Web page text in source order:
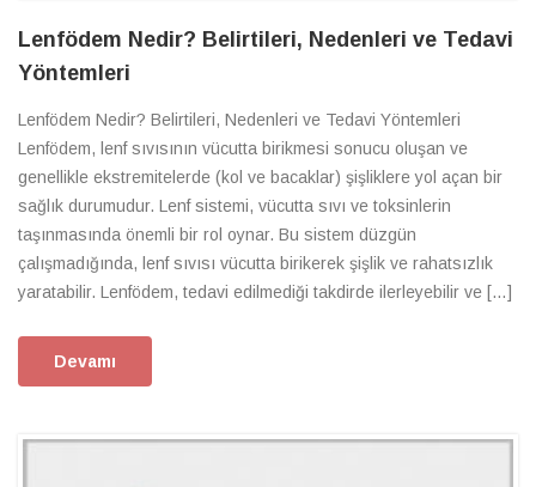
Lenfödem Nedir? Belirtileri, Nedenleri ve Tedavi
Yöntemleri
Lenfödem Nedir? Belirtileri, Nedenleri ve Tedavi Yöntemleri
Lenfödem, lenf sıvısının vücutta birikmesi sonucu oluşan ve
genellikle ekstremitelerde (kol ve bacaklar) şişliklere yol açan bir
sağlık durumudur. Lenf sistemi, vücutta sıvı ve toksinlerin
taşınmasında önemli bir rol oynar. Bu sistem düzgün
çalışmadığında, lenf sıvısı vücutta birikerek şişlik ve rahatsızlık
yaratabilir. Lenfödem, tedavi edilmediği takdirde ilerleyebilir ve […]
Devamı